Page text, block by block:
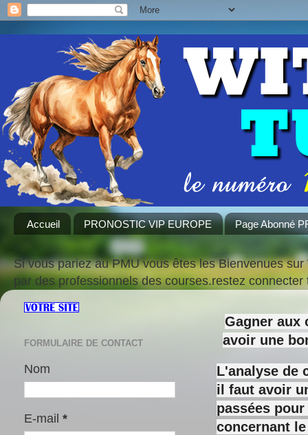
Accueil PRONOSTIC VIP EUROPE Page Abonné
Si vous pariez au PMU vous êtes les Bienvenues
par des professionnels des courses.restez
Gagner aux
avoir une
L'analyse de
il faut avoir
passées
concernant
FORMULAIRE DE CONTACT
Nom
E-mail *